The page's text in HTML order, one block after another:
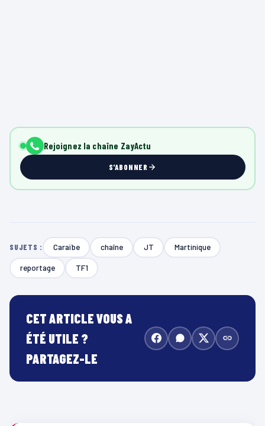
Rejoignez la chaîne ZayActu
S'ABONNER
SUJETS : Caraïbe chaîne JT Martinique
reportage TF1
CET ARTICLE VOUS A
ÉTÉ UTILE ?
PARTAGEZ-LE